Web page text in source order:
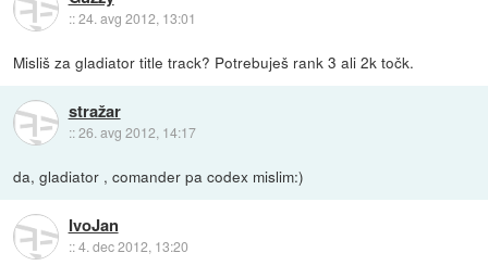
::24. avg 2012, 13:01
Misliš za gladiator title track? Potrebuješ rank 3 ali 2k točk.
stražar
::26. avg 2012, 14:17
da, gladiator , comander pa codex mislim:)
IvoJan
::4. dec 2012, 13:20